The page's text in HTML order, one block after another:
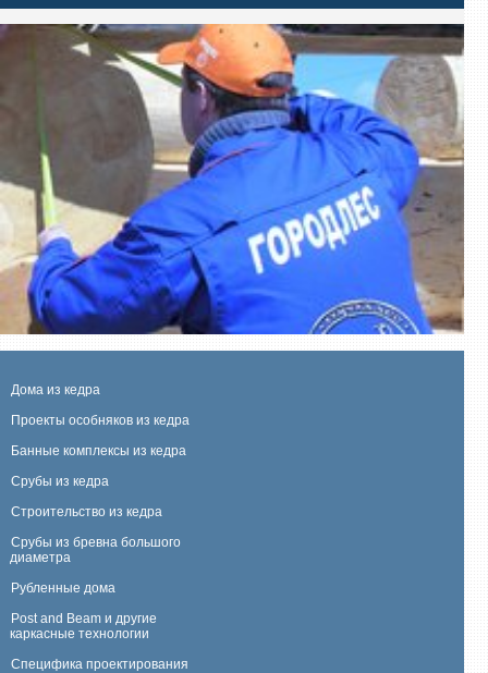
Дома из кедра
Проекты особняков из кедра
Банные комплексы из кедра
Срубы из кедра
Строительство из кедра
Срубы из бревна большого
диаметра
Рубленные дома
Post and Beam и другие
каркасные технологии
Специфика проектирования